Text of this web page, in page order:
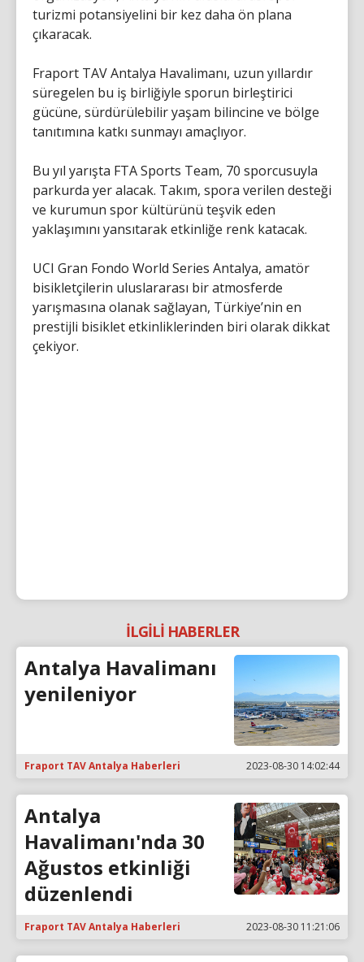
turizmi potansiyelini bir kez daha ön plana
çıkaracak.
Fraport TAV Antalya Havalimanı, uzun yıllardır
süregelen bu iş birliğiyle sporun birleştirici
gücüne, sürdürülebilir yaşam bilincine ve bölge
tanıtımına katkı sunmayı amaçlıyor.
Bu yıl yarışta FTA Sports Team, 70 sporcusuyla
parkurda yer alacak. Takım, spora verilen desteği
ve kurumun spor kültürünü teşvik eden
yaklaşımını yansıtarak etkinliğe renk katacak.
UCI Gran Fondo World Series Antalya, amatör
bisikletçilerin uluslararası bir atmosferde
yarışmasına olanak sağlayan, Türkiye’nin en
prestijli bisiklet etkinliklerinden biri olarak dikkat
çekiyor.
İLGİLİ HABERLER
Antalya Havalimanı
yenileniyor
Fraport TAV Antalya Haberleri 2023-08-30 14:02:44
Antalya
Havalimanı'nda 30
Ağustos etkinliği
düzenlendi
Fraport TAV Antalya Haberleri 2023-08-30 11:21:06